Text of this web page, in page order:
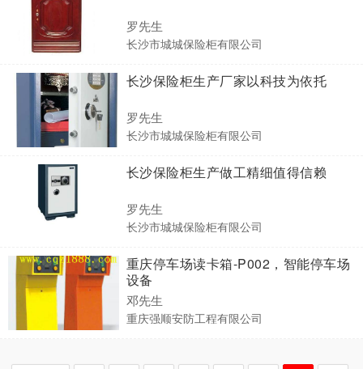
罗先生
长沙市城城保险柜有限公司
长沙保险柜生产厂家以科技为依托
罗先生
长沙市城城保险柜有限公司
长沙保险柜生产做工精细值得信赖
罗先生
长沙市城城保险柜有限公司
重庆停车场读卡箱-P002，智能停车场
设备
邓先生
重庆强顺安防工程有限公司